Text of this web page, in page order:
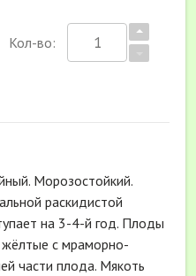
Кол-во:
Морозостойкий.
раскидистой
на 3-4-й год. Плоды
жёлтые с мраморно-
части плода. Мякоть